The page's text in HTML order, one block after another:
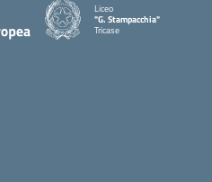
Liceo
"G. Stampacchia"
Tricase